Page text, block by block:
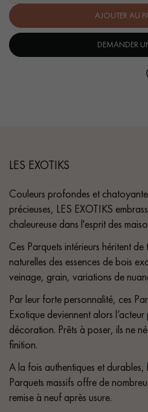
Obtenez un
AJOUTER AU
DEMANDER
LES EXOTIKS
Couleurs profondes et
précieuses, LES EXOTIKS
chaleureuse dans l'esprit des
Ces Parquets intérieurs héritent
naturelles des essences de bois
veinage, grain, variations de
Par leur forte personnalité, ces
Exotique deviennent alors
décoration. Prêts à poser, ils ne
finition.
A la fois authentiques et
Parquets massifs offre de
remise à neuf après usure.